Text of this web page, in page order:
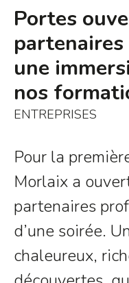
Portes
une
nos
ENTREPRISES
Pour la
Morlaix a
partenaires
d’une soirée.
chaleureux,